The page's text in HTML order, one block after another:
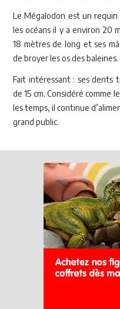
Le Mégalodon est un
les océans il y a environ 20
18 mètres de long et ses
de broyer les os des baleines.
Fait intéressant : ses dents
de 15 cm. Considéré comme
les temps, il continue
grand public.